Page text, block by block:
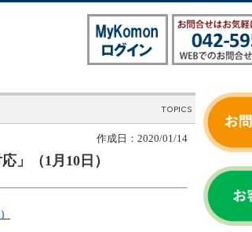
作成日：2020/01/14
」（1月10日）